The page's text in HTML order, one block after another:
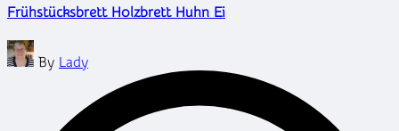
Frühstücksbrett Holzbrett Huhn Ei
Posted
by
By Lady